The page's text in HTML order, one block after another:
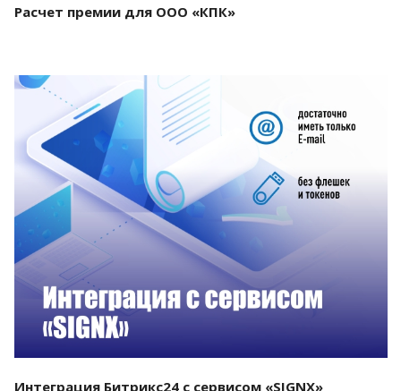
Расчет премии для ООО «КПК»
Смотреть проект
Интеграция Битрикс24 с сервисом «SIGNX»